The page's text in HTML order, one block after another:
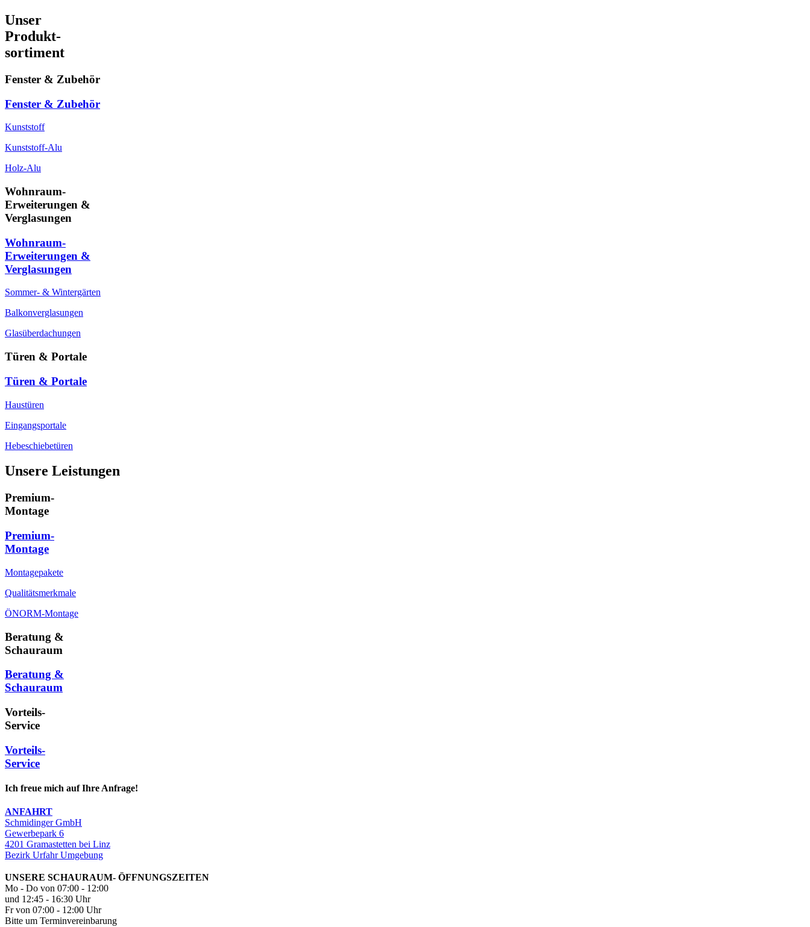
Unser
Produkt-
sortiment
Fenster & Zubehör
Fenster & Zubehör
Kunststoff
Kunststoff-Alu
Holz-Alu
Wohnraum-
Erweiterungen &
Verglasungen
Wohnraum-
Erweiterungen &
Verglasungen
Sommer- & Wintergärten
Balkonverglasungen
Glasüberdachungen
Türen & Portale
Türen & Portale
Haustüren
Eingangsportale
Hebeschiebetüren
Unsere Leistungen
Premium-
Montage
Premium-
Montage
Montagepakete
Qualitätsmerkmale
ÖNORM-Montage
Beratung &
Schauraum
Beratung &
Schauraum
Vorteils-
Service
Vorteils-
Service
Ich freue mich auf Ihre Anfrage!
ANFAHRT
Schmidinger GmbH
Gewerbepark 6
4201 Gramastetten bei Linz
Bezirk Urfahr Umgebung
UNSERE SCHAURAUM- ÖFFNUNGSZEITEN
Mo - Do von 07:00 - 12:00
und 12:45 - 16:30 Uhr
Fr von 07:00 - 12:00 Uhr
Bitte um Terminvereinbarung